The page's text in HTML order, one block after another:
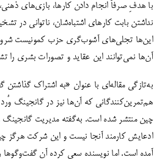
با هدفِ صرفاً انجام دادن کارها، بازی‌های
نداشتن بابت کارهای اشتباه‌شان، ناتوانی در
این‌ها تجلی‌های آشوب‌گری حزب کمونیست
آن‌ها نمی‌توانند این عقاید و تصورات بشری‌ را
به‌تازگی مقاله‌ای با عنوان «به اشتراک‌ گذاشتن
هم‌تمرین‌کنندگانی که آن‌ها نیز در گانجینگ
چین منتشر شده است. به‌گفته مدیریت گانجینگ
ادعایش کارمند آنجا نیست و این شرکت هرگز
آمده است. اما نویسنده سعی کرده آن گفت‌وگوها